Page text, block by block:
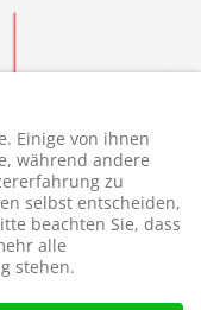
Einige von ihnen
während andere
zu
selbst entscheiden,
beachten Sie, dass
alle
stehen.